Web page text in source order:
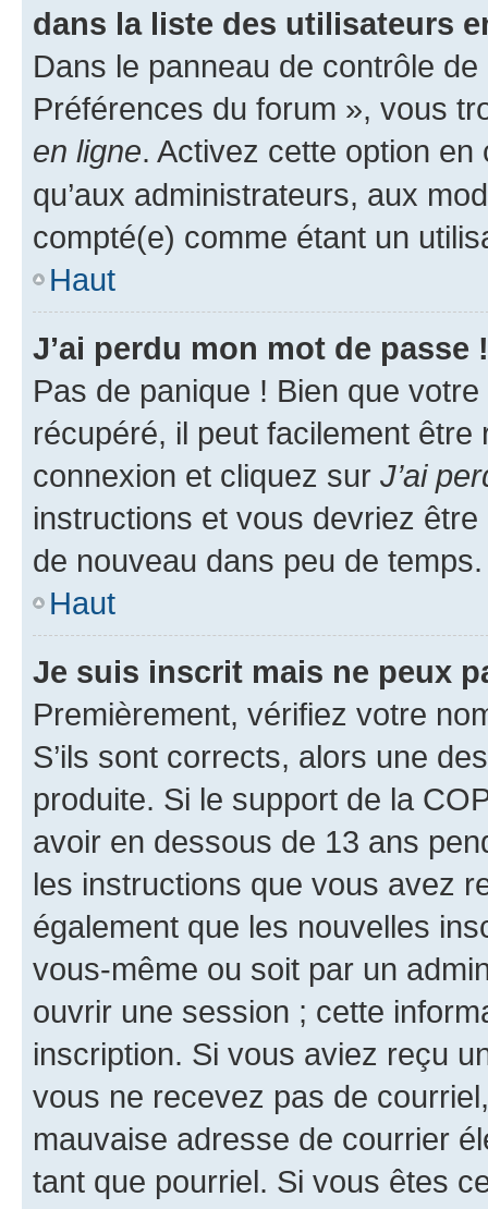
dans la liste des utilisateurs
Dans le panneau de contrôle
Préférences du forum », vous
en ligne. Activez cette option
qu’aux administrateurs, aux
compté(e) comme étant un
Haut
J’ai perdu mon mot de passe !
Pas de panique ! Bien que
récupéré, il peut facilement
connexion et cliquez sur J’ai
instructions et vous devriez
de nouveau dans peu de temps.
Haut
Je suis inscrit mais ne peux
Premièrement, vérifiez votre
S’ils sont corrects, alors une
produite. Si le support de la
avoir en dessous de 13 ans
les instructions que vous avez
également que les nouvelles
vous-même ou soit par un
ouvrir une session ; cette
inscription. Si vous aviez reçu
vous ne recevez pas de
mauvaise adresse de courrier
tant que pourriel. Si vous êtes